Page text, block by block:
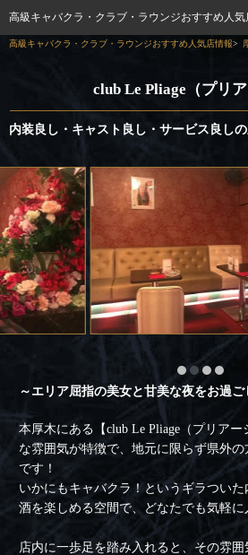
高級キャバクラ・クラブ・ラウンジおすすめ人気
高級キャバクラ・クラブ・ラウンジおすすめ人気店情報
club Le Pliage（プリア
内装良し・キャスト良し・サービス良し
～エリア屈指の美女と甘美な夜をお過ご
本厚木にある【club Le Pliage（プリア
な雰囲気が特徴で、地元に限らず県外
です！
いかにもキャバクラ！というギラつい
酒を楽しめる空間で、どなたでも気軽
店内に一歩足を踏み入れると、その雰